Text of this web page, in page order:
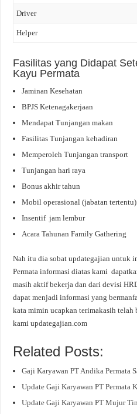
Driver
Helper
Fasilitas yang Didapat
Kayu Permata
Jaminan Kesehatan
BPJS Ketenagakerjaan
Mendapat Tunjangan makan
Fasilitas Tunjangan kehadiran
Memperoleh Tunjangan transport
Tunjangan hari raya
Bonus akhir tahun
Mobil operasional (jabatan tertentu)
Insentif jam lembur
Acara Tahunan Family Gathering
Nah itu dia sobat updategajian untuk
Permata informasi diatas kami
masih aktif bekerja dan dari devisi
dapat menjadi informasi yang
kata mimin ucapkan terimakasih telah
kami updategajian.com
Related Posts:
Gaji Karyawan PT Andika Permata
Update Gaji Karyawan PT Permata
Update Gaji Karyawan PT Mujur